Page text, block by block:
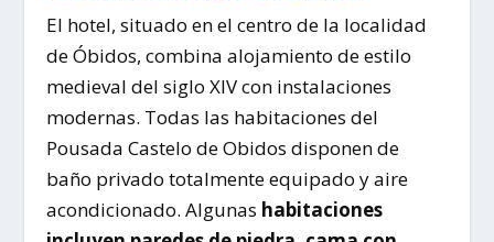
El hotel, situado en el centro de la localidad
de Óbidos, combina alojamiento de estilo
medieval del siglo XIV con instalaciones
modernas. Todas las habitaciones del
Pousada Castelo de Obidos disponen de
baño privado totalmente equipado y aire
acondicionado. Algunas habitaciones